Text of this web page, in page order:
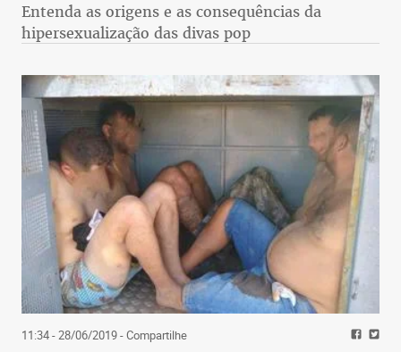
Entenda as origens e as consequências da
hipersexualização das divas pop
11:34 - 28/06/2019- Compartilhe